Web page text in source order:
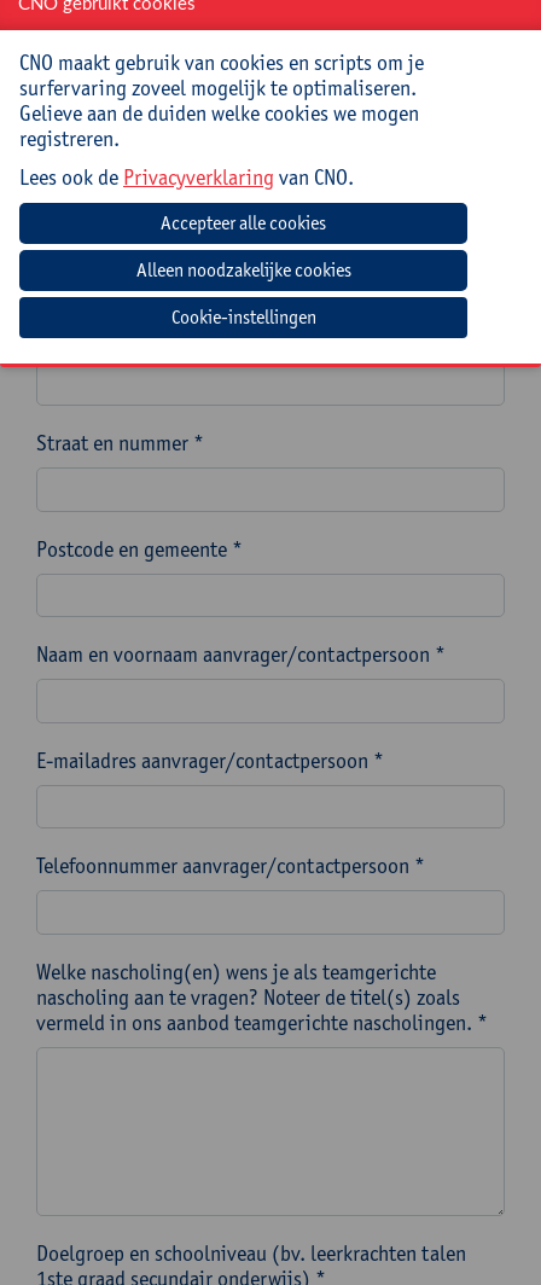
Wat vertel je me nu? Een verhaal als didactisch
hulpmiddel voor het leren van taal
OOK INTERESSANT
Spreekvaardigheid trainen zonder voorbereiding
Naam van de school, scholengemeenschap of
scholengroep *
Instellingsnummer (indien mogelijk)
Straat en nummer *
Postcode en gemeente *
Naam en voornaam aanvrager/contactpersoon *
E-mailadres aanvrager/contactpersoon *
Telefoonnummer aanvrager/contactpersoon *
Welke nascholing(en) wens je als teamgerichte
nascholing aan te vragen? Noteer de titel(s) zoals
vermeld in ons aanbod teamgerichte nascholingen. *
Doelgroep en schoolniveau (bv. leerkrachten talen
1ste graad secundair onderwijs) *
CNO gebruikt cookies
CNO maakt gebruik van cookies en scripts om je
surfervaring zoveel mogelijk te optimaliseren.
Gelieve aan de duiden welke cookies we mogen
registreren.
Lees ook de Privacyverklaring van CNO.
Cookie-instellingen